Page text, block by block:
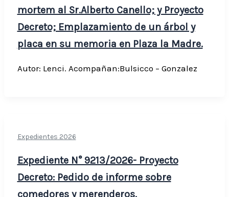
mortem al Sr.Alberto Canello; y Proyecto
Decreto; Emplazamiento de un árbol y
placa en su memoria en Plaza la Madre.
Autor: Lenci. Acompañan:Bulsicco – Gonzalez
Expedientes 2026
Expediente N° 9213/2026- Proyecto
Decreto: Pedido de informe sobre
comedores y merenderos.